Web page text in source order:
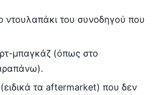
ντουλαπάκι του συνοδηγού που
μπαγκάζ (όπως στο
τα aftermarket) που δεν